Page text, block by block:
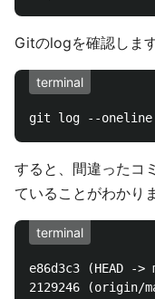
Gitのlogを確認しま
terminal
すると、間違ったコ
ていることがわかり
terminal
e86d3c3 (HEAD -